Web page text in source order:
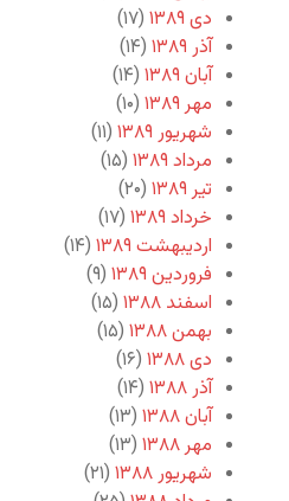
دی ۱۳۸۹
(۱۷)
آذر ۱۳۸۹
(۱۴)
آبان ۱۳۸۹
(۱۴)
مهر ۱۳۸۹
(۱۰)
شهریور ۱۳۸۹
(۱۱)
مرداد ۱۳۸۹
(۱۵)
تیر ۱۳۸۹
(۲۰)
خرداد ۱۳۸۹
(۱۷)
اردیبهشت ۱۳۸۹
(۱۴)
فروردین ۱۳۸۹
(۹)
اسفند ۱۳۸۸
(۱۵)
بهمن ۱۳۸۸
(۱۵)
دی ۱۳۸۸
(۱۶)
آذر ۱۳۸۸
(۱۴)
آبان ۱۳۸۸
(۱۳)
مهر ۱۳۸۸
(۱۳)
شهریور ۱۳۸۸
(۲۱)